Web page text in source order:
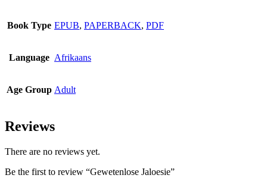
Book Type EPUB, PAPERBACK, PDF
Language Afrikaans
Age Group Adult
Reviews
There are no reviews yet.
Be the first to review “Gewetenlose Jaloesie”